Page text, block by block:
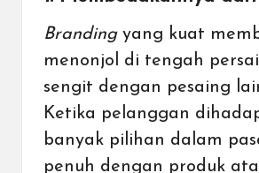
Brandingyang kuat
menonjol di tengah
sengit dengan pesaing
Ketika pelanggan
banyak pilihan dalam
penuh dengan produk